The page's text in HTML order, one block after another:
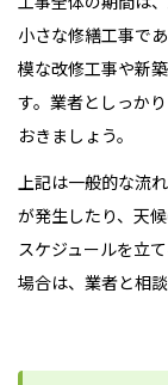
小さな修繕工事で
模な改修工事や新
す。業者としっか
おきましょう。
上記は一般的な流
が発生したり、天
スケジュールを立
場合は、業者と相